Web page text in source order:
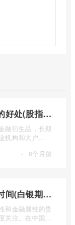
股指期货向散户开放的好处(股指期货对利空信息更加敏感吗)
融衍生品，长期
机构和大户
· 8个月前
白银期货一期是多长时间(白银期货涨幅一天最高多少)
和金融属性的贵
注。在中国市